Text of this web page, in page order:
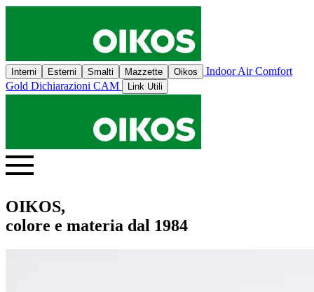
Interni Esterni Smalti Mazzette Oikos
Indoor Air Comfort
Gold Dichiarazioni CAM Link Utili
OIKOS,
colore e materia dal 1984